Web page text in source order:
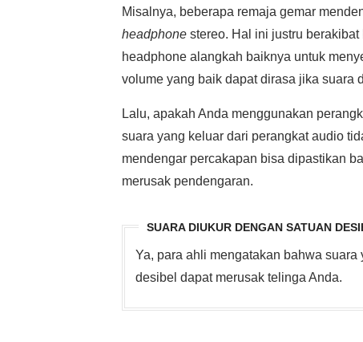
Misalnya, beberapa remaja gemar
headphone stereo. Hal ini justru
headphone alangkah baiknya untuk
volume yang baik dapat dirasa jika suara
Lalu, apakah Anda menggunakan
suara yang keluar dari perangkat audio
mendengar percakapan bisa dipastikan
merusak pendengaran.
SUARA DIUKUR DENGAN SATUAN
Ya, para ahli mengatakan bahwa
desibel dapat merusak telinga Anda.